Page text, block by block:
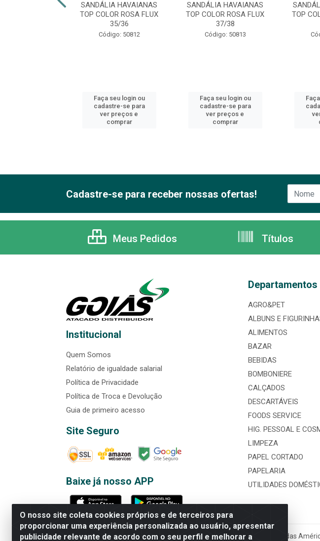
SANDÁLIA HAVAIANAS
TOP COLOR ROSA FLUX
35/36
Código: 50812
Faça seu login ou
cadastre-se para
ver preços e
comprar
SANDÁLIA HAVAIANAS
TOP COLOR ROSA FLUX
37/38
Código: 50813
Faça seu login ou
cadastre-se para
ver preços e
comprar
TOP
O nosso site coleta cookies próprios e de terceiros para
proporcionar uma experiência personalizada ao usuário, apresentar
publicidade relevante de acordo com o seu perfil e melhorar a
Cadastre-se para receber nossas ofertas!
Meus Pedidos Títulos
Institucional
Quem Somos
Relatório de igualdade salarial
Política de Privacidade
Política de Troca e Devolução
Guia de primeiro acesso
Site Seguro
Baixe já nosso APP
Departamentos
AGRO&PET
ALBUNS E
ALIMENTOS
BAZAR
BEBIDAS
BOMBONIERE
CALÇADOS
DESCARTÁVEIS
FOODS SERVICE
HIG. PESSOAL E
LIMPEZA
PAPEL CORTADO
PAPELARIA
UTILIDADES
Rede Brasil - Avenida Universitária, nº 3860, Jardim das